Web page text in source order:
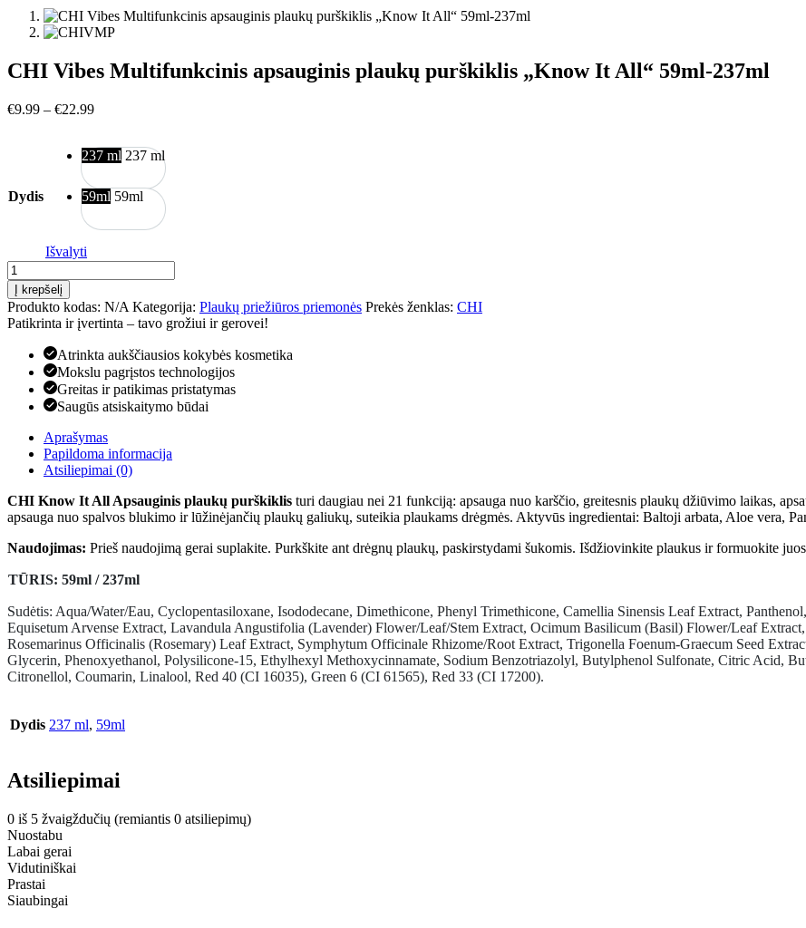
CHI Vibes Multifunkcinis apsauginis plaukų purškiklis „Know It All“ 59ml-237ml
€9.99 – €22.99Price
through
Dydis
237 ml 237 ml
59ml 59ml
Išvalyti
produkto
kiekis:
CHI
Vibes
Multifunkcinis
apsauginis
plaukų
purškiklis
„Know
Į krepšelį
Produkto kodas: N/A Kategorija: Plaukų priežiūros priemonės Prekės ženklas: CHI
Patikrinta ir įvertinta – tavo grožiui ir gerovei!
Atrinkta aukščiausios kokybės kosmetika
Mokslu pagrįstos technologijos
Greitas ir patikimas pristatymas
Saugūs atsiskaitymo būdai
Aprašymas
Papildoma informacija
Atsiliepimai (0)
CHI Know It All Apsauginis plaukų purškiklis turi daugiau nei 21 funkciją: apsauga nuo karščio, greitesnis plaukų džiūvimo laikas,
apsauga nuo spalvos blukimo ir lūžinėjančių plaukų galiukų, suteikia plaukams drėgmės. Aktyvūs ingredientai: Baltoji arbata, Aloe vera,
Naudojimas: Prieš naudojimą gerai suplakite. Purkškite ant drėgnų plaukų, paskirstydami šukomis. Išdžiovinkite plaukus ir formuokite
TŪRIS: 59ml / 237ml
Sudėtis: Aqua/Water/Eau, Cyclopentasiloxane, Isododecane, Dimethicone, Phenyl Trimethicone, Camellia Sinensis Leaf Extract,
Equisetum Arvense Extract, Lavandula Angustifolia (Lavender) Flower/Leaf/Stem Extract, Ocimum Basilicum (Basil) Flower/Leaf
Rosemarinus Officinalis (Rosemary) Leaf Extract, Symphytum Officinale Rhizome/Root Extract, Trigonella Foenum-Graecum Seed
Glycerin, Phenoxyethanol, Polysilicone-15, Ethylhexyl Methoxycinnamate, Sodium Benzotriazolyl, Butylphenol Sulfonate, Citric Acid,
Citronellol, Coumarin, Linalool, Red 40 (CI 16035), Green 6 (CI 61565), Red 33 (CI 17200).
Dydis 237 ml, 59ml
Atsiliepimai
0 iš 5 žvaigždučių (remiantis 0 atsiliepimų)
Nuostabu
Labai gerai
Vidutiniškai
Prastai
Siaubingai